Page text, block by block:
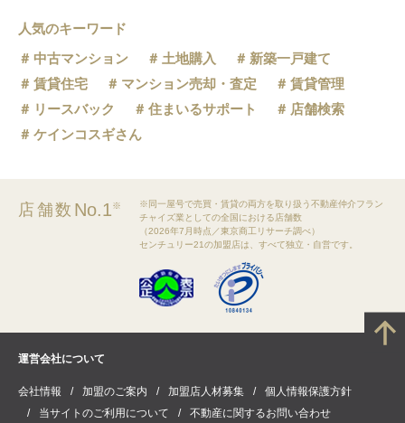
人気のキーワード
中古マンション
土地購入
新築一戸建て
賃貸住宅
マンション売却・査定
賃貸管理
リースバック
住まいるサポート
店舗検索
ケインコスギさん
店舗数 No.1※
※同一屋号で売買・賃貸の両方を取り扱う不動産仲介フラン
チャイズ業としての全国における店舗数
（2026年7月時点／東京商工リサーチ調べ）
センチュリー21の加盟店は、すべて独立・自営です。
運営会社について
会社情報 加盟のご案内 加盟店人材募集
個人情報保護方針
当サイトのご利用について
不動産に関するお問い合わせ